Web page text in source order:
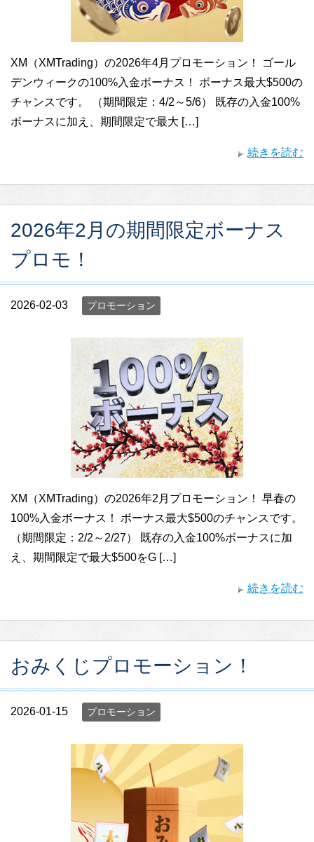
XM（XMTrading）の2026年4月プロモーション！ ゴール
デンウィークの100%入金ボーナス！ ボーナス最大$500の
チャンスです。 （期間限定：4/2～5/6） 既存の入金100%
ボーナスに加え、期間限定で最大 […]
続きを読む
2026年2月の期間限定ボーナス
プロモ！
2026-02-03 プロモーション
XM（XMTrading）の2026年2月プロモーション！ 早春の
100%入金ボーナス！ ボーナス最大$500のチャンスです。
（期間限定：2/2～2/27） 既存の入金100%ボーナスに加
え、期間限定で最大$500をG […]
続きを読む
おみくじプロモーション！
2026-01-15 プロモーション